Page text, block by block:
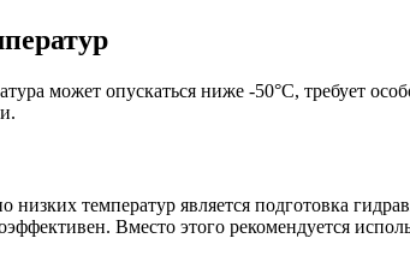
может опускаться ниже -50°C, требует
температур является подготовка
Вместо этого рекомендуется